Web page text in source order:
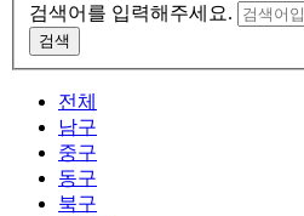
검색어를 입력해주세요.
검색
전체
남구
중구
동구
북구